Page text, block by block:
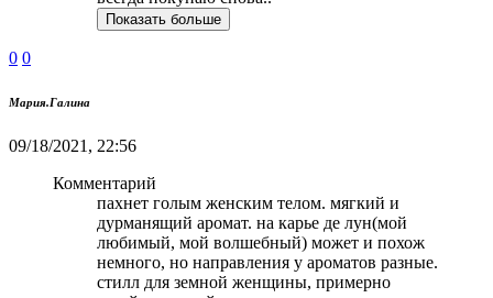
Показать больше
0 0
Мария.Галина
09/18/2021, 22:56
Комментарий
пахнет голым женским телом. мягкий и
дурманящий аромат. на карье де лун(мой
любимый, мой волшебный) может и похож
немного, но направления у ароматов разные.
стилл для земной женщины, примерно